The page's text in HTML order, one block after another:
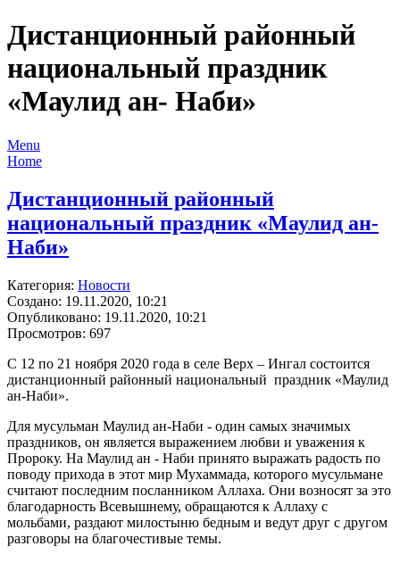
Дистанционный районный
национальный праздник
«Маулид ан- Наби»
Menu
Home
Дистанционный районный
национальный праздник «Маулид ан-
Наби»
Категория: Новости
Создано: 19.11.2020, 10:21
Опубликовано: 19.11.2020, 10:21
Просмотров: 697
С 12 по 21 ноября 2020 года в селе Верх – Ингал состоится
дистанционный районный национальный праздник «Маулид
ан-Наби».
Для мусульман Маулид ан-Наби - один самых значимых
праздников, он является выражением любви и уважения к
Пророку. На Маулид ан - Наби принято выражать радость по
поводу прихода в этот мир Мухаммада, которого мусульмане
считают последним посланником Аллаха. Они возносят за это
благодарность Всевышнему, обращаются к Аллаху с
мольбами, раздают милостыню бедным и ведут друг с другом
разговоры на благочестивые темы.